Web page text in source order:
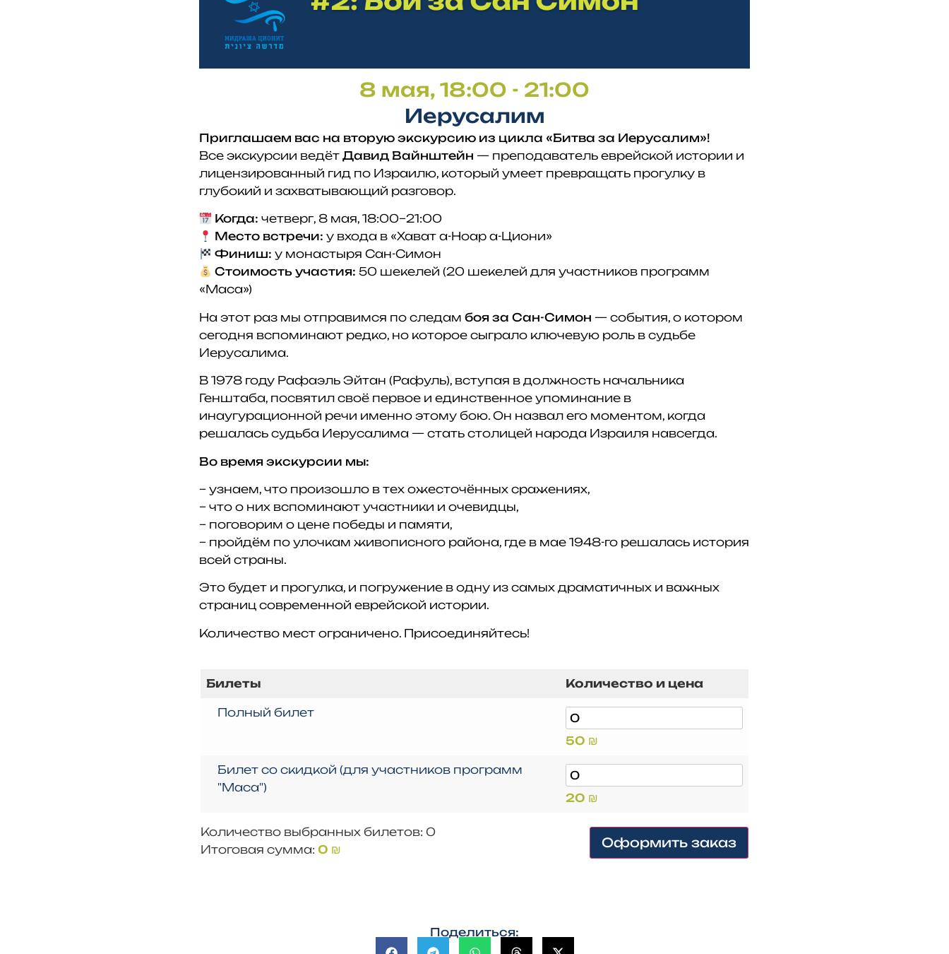
8 мая, 18:00 - 21:00
Иерусалим
Приглашаем вас на вторую экскурсию из цикла «Битва за Иерусалим»!
Все экскурсии ведёт Давид Вайнштейн — преподаватель еврейской истории и
лицензированный гид по Израилю, который умеет превращать прогулку в
глубокий и захватывающий разговор.
Когда: четверг, 8 мая, 18:00–21:00
Место встречи: у входа в «Хават а-Ноар а-Циони»
Финиш: у монастыря Сан-Симон
Стоимость участия: 50 шекелей (20 шекелей для участников программ
«Маса»)
На этот раз мы отправимся по следам боя за Сан-Симон — события, о котором
сегодня вспоминают редко, но которое сыграло ключевую роль в судьбе
Иерусалима.
В 1978 году Рафаэль Эйтан (Рафуль), вступая в должность начальника
Генштаба, посвятил своё первое и единственное упоминание в
инаугурационной речи именно этому бою. Он назвал его моментом, когда
решалась судьба Иерусалима — стать столицей народа Израиля навсегда.
Во время экскурсии мы:
– узнаем, что произошло в тех ожесточённых сражениях,
– что о них вспоминают участники и очевидцы,
– поговорим о цене победы и памяти,
– пройдём по улочкам живописного района, где в мае 1948-го решалась история
всей страны.
Это будет и прогулка, и погружение в одну из самых драматичных и важных
страниц современной еврейской истории.
Количество мест ограничено. Присоединяйтесь!
Билеты Количество и цена
Полный билет
50 ₪
Билет со скидкой (для участников программ
"Маса")
20 ₪
Количество выбранных билетов: 0
Итоговая сумма: 0 ₪
Оформить заказ
Поделиться: